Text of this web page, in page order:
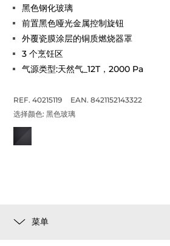
黑色钢化玻璃
前置黑色哑光金属控制旋钮
外覆瓷膜涂层的铜质燃烧器罩
3 个烹饪区
气源类型:天然气_12T，2000 Pa
REF. 40215119
EAN. 8421152143322
选择颜色:黑色玻璃
菜单